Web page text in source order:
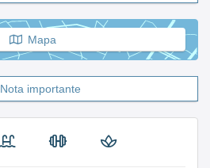
Mapa
Nota importante